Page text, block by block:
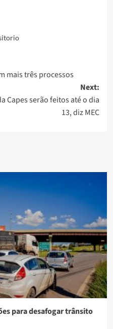
mais três processos
Next:
Capes serão feitos até o dia
13, diz MEC
para desafogar trânsito